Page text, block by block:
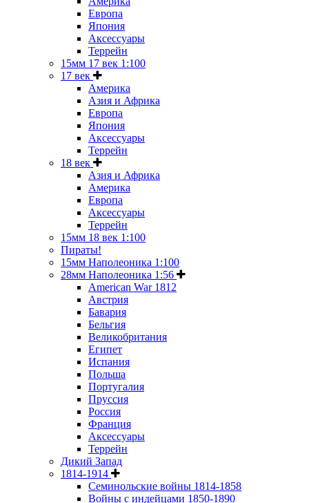
Европа
Япония
Аксессуары
Террейн
15мм 17 век 1:100
17 век
Америка
Азия и Африка
Европа
Япония
Аксессуары
Террейн
18 век
Азия и Африка
Америка
Европа
Аксессуары
Террейн
15мм 18 век 1:100
Пираты!
15мм Наполеоника 1:100
28мм Наполеоника 1:56
American War 1812
Австрия
Бавария
Бельгия
Великобритания
Египет
Испания
Польша
Португалия
Пруссия
Россия
Франция
Аксессуары
Террейн
Дикий Запад
1814-1914
Семинольские войны 1814-1858
Войны с индейцами 1850-1890